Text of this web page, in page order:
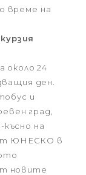
време на
около 24
ден.
и
град,
на
ЮНЕСКО в
новите